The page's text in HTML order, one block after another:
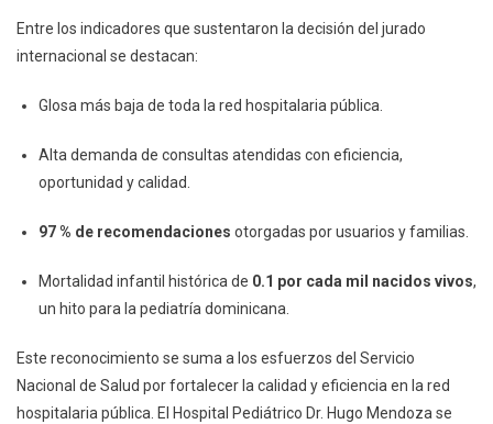
Entre los indicadores que sustentaron la decisión del jurado
internacional se destacan:
Glosa más baja de toda la red hospitalaria pública.
Alta demanda de consultas atendidas con eficiencia,
oportunidad y calidad.
97 % de recomendaciones otorgadas por usuarios y familias.
Mortalidad infantil histórica de 0.1 por cada mil nacidos vivos,
un hito para la pediatría dominicana.
Este reconocimiento se suma a los esfuerzos del Servicio
Nacional de Salud por fortalecer la calidad y eficiencia en la red
hospitalaria pública. El Hospital Pediátrico Dr. Hugo Mendoza se